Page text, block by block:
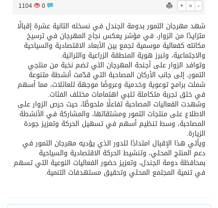
+ = -
1104
شهد مهرجان التمور بدومة الجندل في نسخته الثانية عشرة إقبالًا
متزايدًا من الزوار، في مؤشر يعكس نجاح المهرجان في ترسيخ
مكانته كفعالية موسمية تجمع بين الأبعاد الاقتصادية والسياحية
والاجتماعية، وتبرز هوية المنطقة الزراعية والتراثية.
وتوافد الزوار على أجنحة المهرجان التي تضم نخبة من منتجي
التمور، إلى جانب الأركان المصاحبة التي قدّمت أنشطة متنوعة
شملت برامج توعوية وخدمية وعروضًا موجهة للعائلات، مما أسهم
في خلق تجربة متكاملة تلبي اهتمامات مختلف الفئات.
وشهدت الفعاليات المصاحبة تفاعلًا ملحوظًا، حيث حرص الزوار على
الاطلاع على منتجات التمور ومشتقاتها، والمشاركة في الأنشطة
المصاحبة، وسط تنظيم أسهم في تسهيل الحركة وتعزيز جودة
الزيارة.
ويأتي هذا الإقبال امتدادًا للدور الذي يؤديه مهرجان التمور في
دعم المنتج المحلي، وتنشيط الحركة الاقتصادية والسياحية
بمحافظة دومة الجندل، وتعزيز حضور الفعاليات النوعية التي تسهم
في تنمية المجتمع المحلي وتحقيق مستهدفات التنمية.